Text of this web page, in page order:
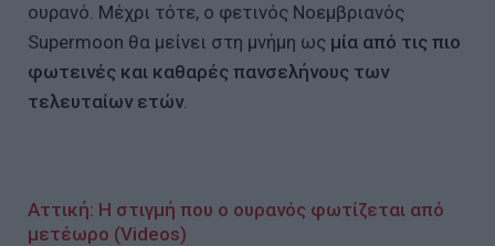
ουρανό. Μέχρι τότε, ο φετινός Νοεμβριανός
Supermoon θα μείνει στη μνήμη ως μία από τις πιο
φωτεινές και καθαρές πανσελήνους των
τελευταίων ετών.
Αττική: Η στιγμή που ο ουρανός φωτίζεται από
μετέωρο (Videos)